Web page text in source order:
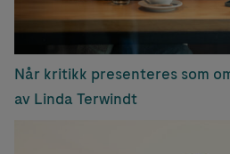
Når kritikk presenteres som
av Linda Terwindt